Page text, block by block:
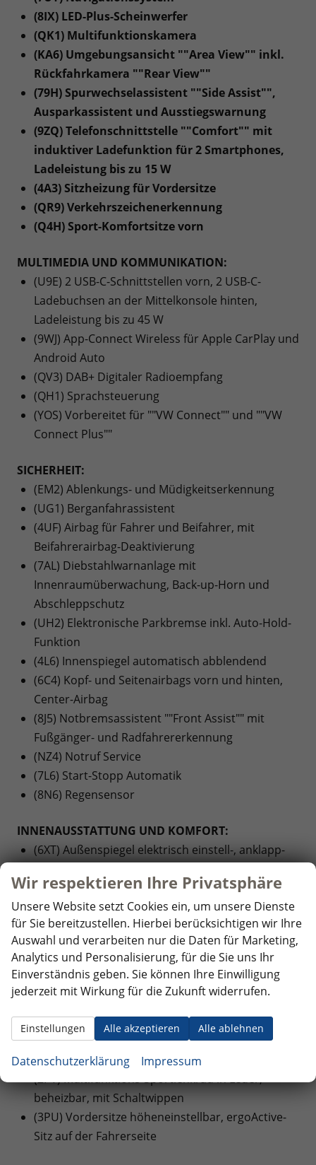
(8IX) LED-Plus-Scheinwerfer
(QK1) Multifunktionskamera
(KA6) Umgebungsansicht ""Area View"" inkl.
Rückfahrkamera ""Rear View""
(79H) Spurwechselassistent ""Side Assist"",
Ausparkassistent und Ausstiegswarnung
(9ZQ) Telefonschnittstelle ""Comfort"" mit
induktiver Ladefunktion für 2 Smartphones,
Ladeleistung bis zu 15 W
(4A3) Sitzheizung für Vordersitze
(QR9) Verkehrszeichenerkennung
(Q4H) Sport-Komfortsitze vorn
MULTIMEDIA UND KOMMUNIKATION:
(U9E) 2 USB-C-Schnittstellen vorn, 2 USB-C-
Ladebuchsen an der Mittelkonsole hinten,
Ladeleistung bis zu 45 W
(9WJ) App-Connect Wireless für Apple CarPlay und
Android Auto
(QV3) DAB+ Digitaler Radioempfang
(QH1) Sprachsteuerung
(YOS) Vorbereitet für ""VW Connect"" und ""VW
Connect Plus""
SICHERHEIT:
(EM2) Ablenkungs- und Müdigkeitserkennung
(UG1) Berganfahrassistent
(4UF) Airbag für Fahrer und Beifahrer, mit
Beifahrerairbag-Deaktivierung
(7AL) Diebstahlwarnanlage mit
Innenraumüberwachung, Back-up-Horn und
Abschleppschutz
(UH2) Elektronische Parkbremse inkl. Auto-Hold-
Funktion
(4L6) Innenspiegel automatisch abblendend
(6C4) Kopf- und Seitenairbags vorn und hinten,
Center-Airbag
(8J5) Notbremsassistent ""Front Assist"" mit
Fußgänger- und Radfahrererkennung
(NZ4) Notruf Service
(7L6) Start-Stopp Automatik
(8N6) Regensensor
INNENAUSSTATTUNG UND KOMFORT:
(6XT) Außenspiegel elektrisch einstell-, anklapp-
Memory-Funktion
(QQ9) Ambientebeleuchtung 30-farbig, in der
Instrumententafel sowie in den Türen,
Dekoreinlagen vorn durchleuchtet
(3A2) ISOFIX-Halteösen für Kindersitze auf den
äußeren Rücksitzen sowie auf dem Beifahrersitz,
i-Size-kompatibel
(8I6) Lendenwirbelstützen vorn pneumatisch
einstellbar
(6E3) Mittelarmlehne vorne
(2PT) Multifunktions-Sportlenkrad in Leder,
beheizbar, mit Schaltwippen
(3PU) Vordersitze höheneinstellbar, ergoActive-
Sitz auf der Fahrerseite
Wir respektieren Ihre Privatsphäre
Unsere Website setzt Cookies ein, um unsere Dienste
für Sie bereitzustellen. Hierbei berücksichtigen wir Ihre
Auswahl und verarbeiten nur die Daten für Marketing,
Analytics und Personalisierung, für die Sie uns Ihr
Einverständnis geben. Sie können Ihre Einwilligung
jederzeit mit Wirkung für die Zukunft widerrufen.
Alle akzeptieren Alle ablehnen
Einstellungen
Datenschutzerklärung Impressum